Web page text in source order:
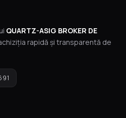
QUARTZ-ASIG BROKER DE
rapidă și transparentă de